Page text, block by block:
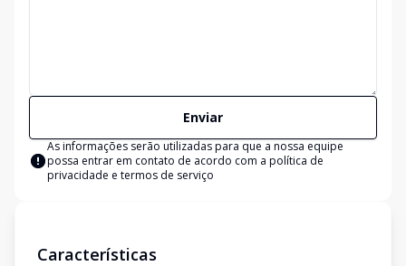
Enviar
As informações serão utilizadas para que a nossa equipe
possa entrar em contato de acordo com a política de
privacidade e termos de serviço
Características